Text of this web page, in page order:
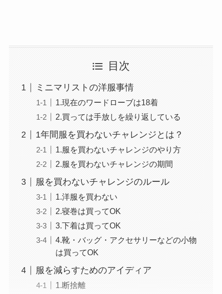
目次
ミニマリストの洋服事情
1.現在のワードローブは18着
2.買っては手放しを繰り返している
1年間服を買わないチャレンジとは？
1.服を買わないチャレンジのやり方
2.服を買わないチャレンジの期間
服を買わないチャレンジのルール
1.洋服を買わない
2.寝巻は買ってOK
3.下着は買ってOK
4.靴・バッグ・アクセサリーなどの小物
は買ってOK
服を減らすためのアイディア
1.断捨離